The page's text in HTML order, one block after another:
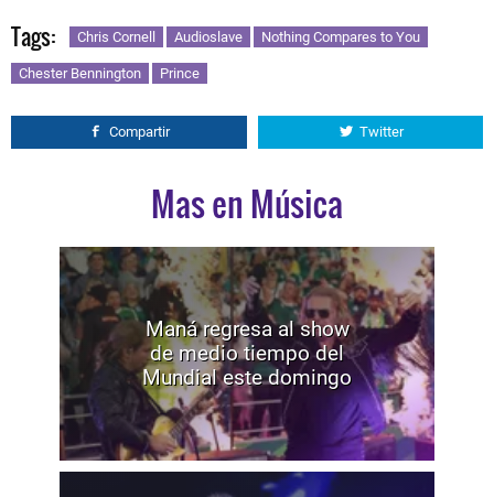
Tags: Chris Cornell Audioslave Nothing Compares to You
Chester Bennington Prince
Compartir Twitter
Mas en Música
Maná regresa al show
de medio tiempo del
Mundial este domingo